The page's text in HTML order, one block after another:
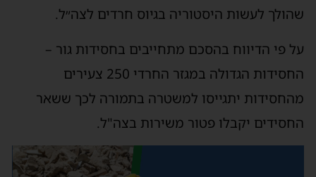
לעשות היסטוריה בגיוס חרדים לצה״ל.
פי הדיווח בהסכם מתחייבים בחסידות גור –
החסידות הגדולה במגזר החרדי 250 צעירים
יתגייסו למשטרה בתמורה לכך ששאר
יקבלו פטור משירות בצה"ל.